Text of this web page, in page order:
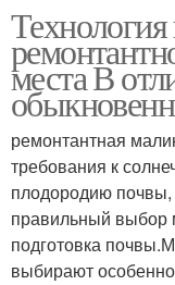
места В
ремонтантная
требования к
плодородию
правильный выбор
подготовка
выбирают